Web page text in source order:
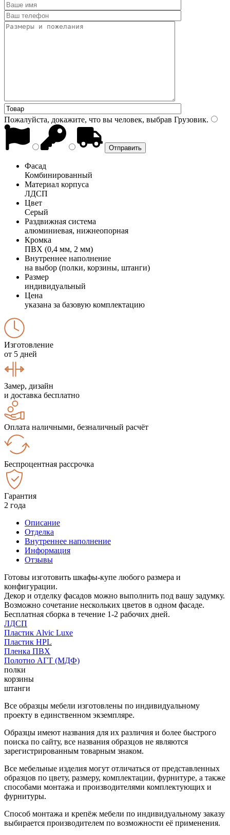
Пожалуйста, докажите, что вы человек, выбрав Грузовик.
Фасад
Комбинированный
Материал корпуса
ЛДСП
Цвет
Серый
Раздвижная система
алюминиевая, нижнеопорная
Кромка
ПВХ (0,4 мм, 2 мм)
Внутреннее наполнение
на выбор (полки, корзины, штанги)
Размер
индивидуальный
Цена
указана за базовую комплектацию
Изготовление
от 5 дней
Замер, дизайн
и доставка бесплатно
Оплата наличными, безналичный расчёт
Беспроцентная рассрочка
Гарантия
2 года
Описание
Отделка
Внутреннее наполнение
Информация
Отзывы
Готовы изготовить шкафы-купе любого размера и
конфигурации.
Декор и отделку фасадов можно выполнить под вашу задумку.
Возможно сочетание нескольких цветов в одном фасаде.
Бесплатная сборка в течение 1-2 рабочих дней.
ЛДСП
Пластик Alvic Luxe
Пластик HPL
Пленка ПВХ
Полотно АГТ (МДФ)
полки
корзины
штанги
Все образцы мебели изготовлены по индивидуальному
проекту в единственном экземпляре.
Образцы имеют названия для их различия и более быстрого
поиска по сайту, все названия образцов не являются
зарегистрированным товарным знаком.
Все мебельные изделия могут отличаться от представленных
образцов по цвету, размеру, комплектации, фурнитуре, а также
способами монтажа и производителями комплектующих и
фурнитуры.
Способ монтажа и крепёж мебели по индивидуальному заказу
выбирается производителем по возможности её применения.